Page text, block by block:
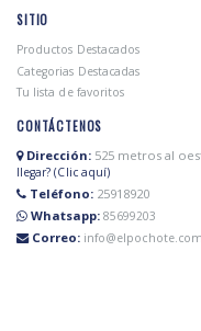
SITIO
Productos Destacados
Categorias Destacadas
Tu lista de favoritos
CONTÁCTENOS
Dirección: 525 metros al
llegar? (Clic aquí)
Teléfono: 25918920
Whatsapp: 85699203
Correo: info@elpochote.com